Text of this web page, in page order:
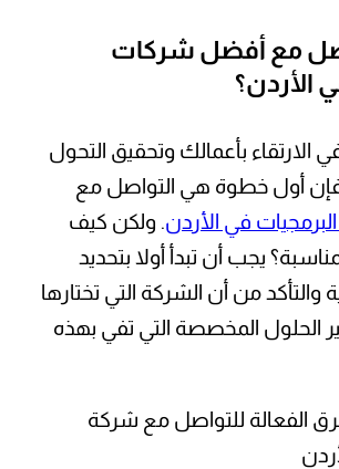
مع أفضل شركات
الأردن؟
الارتقاء بأعمالك وتحقيق التحول
فإن أول خطوة هي التواصل مع
في الأردن. ولكن كيف
يجب أن تبدأ أولا بتحديد
والتأكد من أن الشركة التي تختارها
الحلول المخصصة التي تفي بهذه
الفعالة للتواصل مع شركة